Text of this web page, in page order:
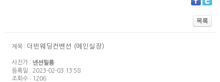
제목 : 더빈웨딩컨벤션 (메인실장)
사진가 : 넨션필름
등록일 : 2023-02-03 13:58
조회수 : 1206